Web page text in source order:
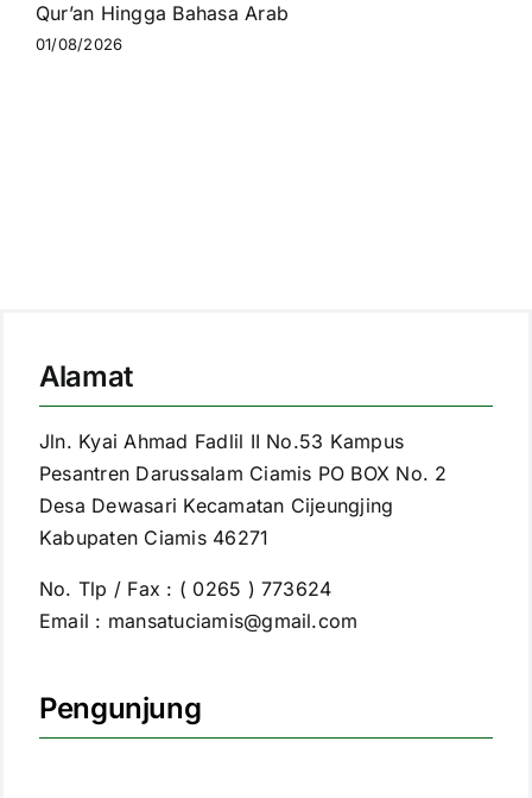
Qur’an Hingga Bahasa Arab
01/08/2026
Alamat
Jln. Kyai Ahmad Fadlil II No.53 Kampus
Pesantren Darussalam Ciamis PO BOX No. 2
Desa Dewasari Kecamatan Cijeungjing
Kabupaten Ciamis 46271
No. Tlp / Fax : ( 0265 ) 773624
Email : mansatuciamis@gmail.com
Pengunjung